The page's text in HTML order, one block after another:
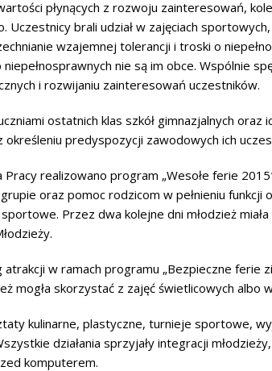
płynących z rozwoju zainteresowań,
brali udział w zajęciach
wzajemnej tolerancji i troski o
nie są im obce. Wspólnie
i rozwijaniu zainteresowań uczestników.
ostatnich klas szkół gimnazjalnych
predyspozycji zawodowych ich
realizowano program „Wesołe ferie
oraz pomoc rodzicom w pełnieniu funkcji
Przez dwa kolejne dni młodzież
w ramach programu „Bezpieczne ferie
mogła skorzystać z zajęć świetlicowych albo
kulinarne, plastyczne, turnieje sportowe,
działania sprzyjały integracji
komputerem.